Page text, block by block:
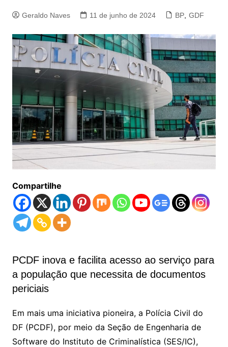
Geraldo Naves 11 de junho de 2024 BP, GDF
Compartilhe
PCDF inova e facilita acesso ao serviço para
a população que necessita de documentos
periciais
Em mais uma iniciativa pioneira, a Polícia Civil do
DF (PCDF), por meio da Seção de Engenharia de
Software do Instituto de Criminalística (SES/IC),